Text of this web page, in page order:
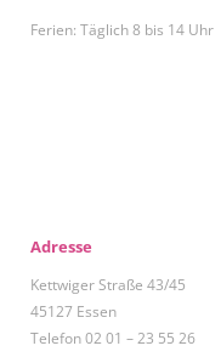
Ferien: Täglich 8 bis 14 Uhr
Adresse
Kettwiger Straße 43/45
45127 Essen
Telefon 02 01 – 23 55 26